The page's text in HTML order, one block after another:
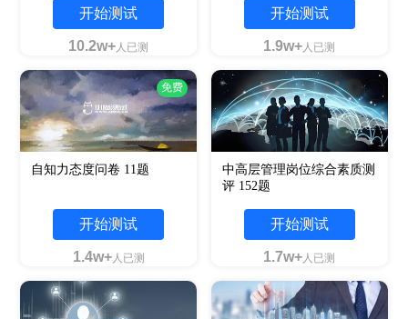
开始测试
10.2w+人已测
开始测试
1.9w+人已测
免费
自知力态度问卷 11题
开始测试
1.4w+人已测
中高层管理岗位综合素质测
评 152题
开始测试
1.7w+人已测